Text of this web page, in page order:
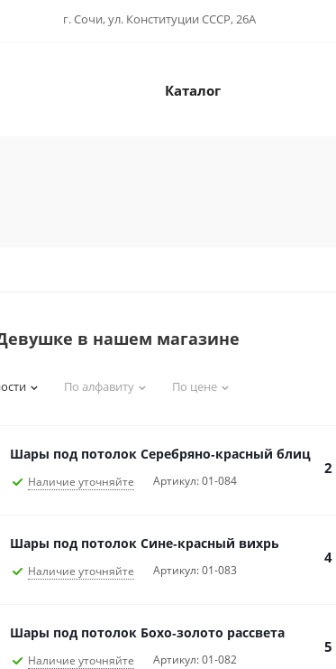
г. Сочи, ул. Конституции СССР, 26А
Каталог
в нашем магазине
По алфавиту По цене
Шары под потолок Серебряно‑красный блиц
Наличие уточняйте Артикул: 01-084
2
Шары под потолок Сине‑красный вихрь
Наличие уточняйте Артикул: 01-083
4
Шары под потолок Бохо‑золото рассвета
Наличие уточняйте Артикул: 01-082
5